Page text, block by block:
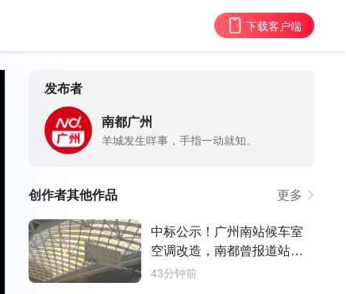
下载客户端
发布者
南都广州
羊城发生咩事，手指一动就知。
创作者其他作品
更多
中标公示！广州南站候车室
空调改造，南都曾报道站内
温度问题
43分钟前